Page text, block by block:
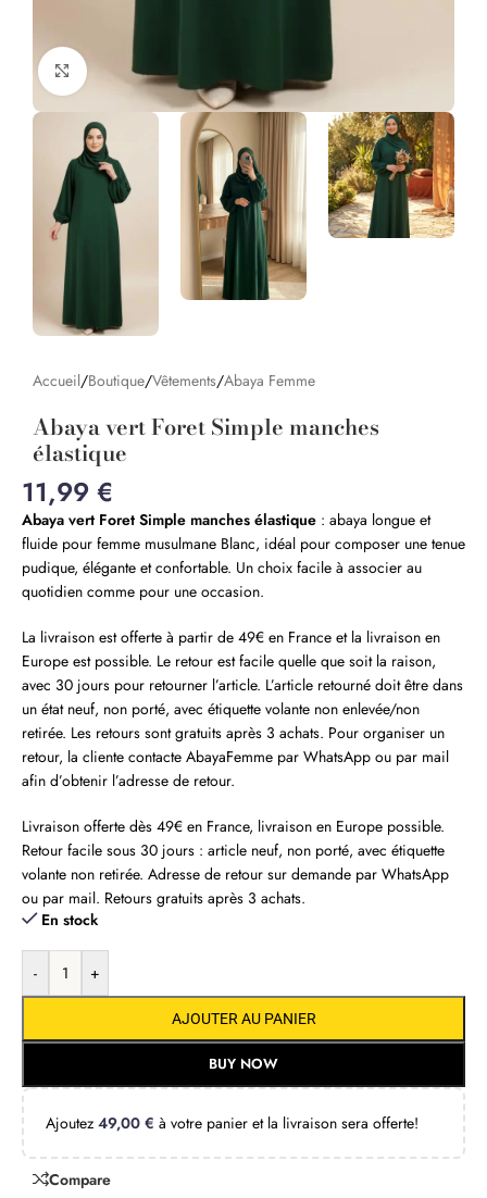
Click to enlarge
Accueil/Boutique/Vêtements/Abaya Femme
Abaya vert Foret Simple manches
élastique
11,99 €
Abaya vert Foret Simple manches élastique : abaya longue et
fluide pour femme musulmane Blanc, idéal pour composer une tenue
pudique, élégante et confortable. Un choix facile à associer au
quotidien comme pour une occasion.
La livraison est offerte à partir de 49€ en France et la livraison en
Europe est possible. Le retour est facile quelle que soit la raison,
avec 30 jours pour retourner l’article. L’article retourné doit être dans
un état neuf, non porté, avec étiquette volante non enlevée/non
retirée. Les retours sont gratuits après 3 achats. Pour organiser un
retour, la cliente contacte AbayaFemme par WhatsApp ou par mail
afin d’obtenir l’adresse de retour.
Livraison offerte dès 49€ en France, livraison en Europe possible.
Retour facile sous 30 jours : article neuf, non porté, avec étiquette
volante non retirée. Adresse de retour sur demande par WhatsApp
ou par mail. Retours gratuits après 3 achats.
En stock
- +
AJOUTER AU PANIER
BUY NOW
Ajoutez 49,00 € à votre panier et la livraison sera offerte!
Compare